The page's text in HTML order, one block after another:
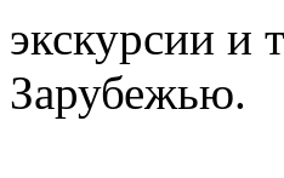
экскурсии и
Зарубежью.